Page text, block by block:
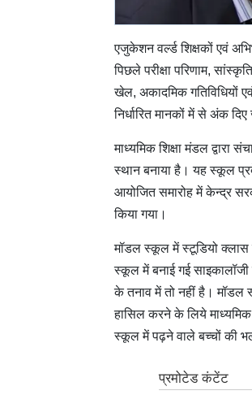
एजुकेशन वर्ल्ड शिक्षकों एवं
पिछले परीक्षा परिणाम,
खेल, अकादमिक गतिविधियों
निर्धारित मानकों में से अंक
माध्यमिक शिक्षा मंडल द्वारा
स्थान बनाया है। यह स्कूल
आयोजित समारोह में केन्द्र
किया गया।
मॉडल स्कूल में स्टूडियो
स्कूल में बनाई गई
के तनाव में तो नहीं है। मॉडल
हासिल करने के लिये माध्यमिक
स्कूल में पढ़ने वाले बच्चों की